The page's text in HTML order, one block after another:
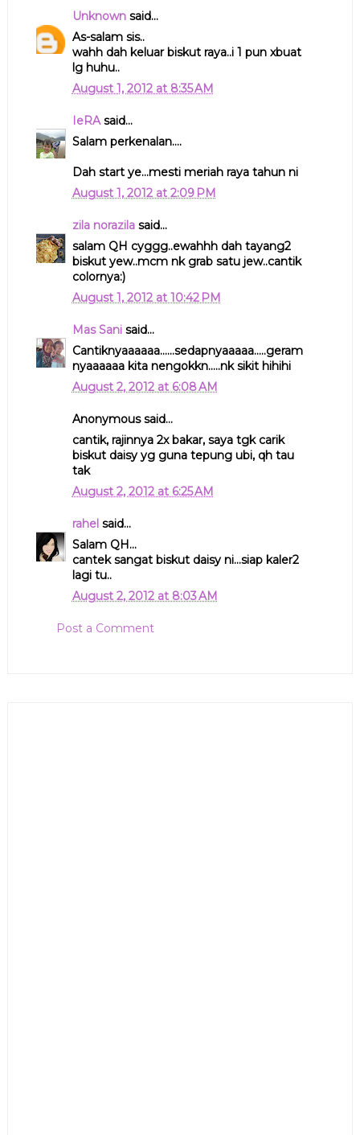
Unknownsaid...
As-salam sis..
wahh dah keluar biskut raya..i 1 pun xbuat
lg huhu..
August 1, 2012 at 8:35 AM
IeRAsaid...
Salam perkenalan....
Dah start ye...mesti meriah raya tahun ni
August 1, 2012 at 2:09 PM
zila norazilasaid...
salam QH cyggg..ewahhh dah tayang2
biskut yew..mcm nk grab satu jew..cantik
colornya:)
August 1, 2012 at 10:42 PM
Mas Sanisaid...
Cantiknyaaaaaa......sedapnyaaaaa.....geram
nyaaaaaa kita nengokkn.....nk sikit hihihi
August 2, 2012 at 6:08 AM
Anonymous said...
cantik, rajinnya 2x bakar, saya tgk carik
biskut daisy yg guna tepung ubi, qh tau
tak
August 2, 2012 at 6:25 AM
rahelsaid...
Salam QH...
cantek sangat biskut daisy ni...siap kaler2
lagi tu..
August 2, 2012 at 8:03 AM
Post a Comment